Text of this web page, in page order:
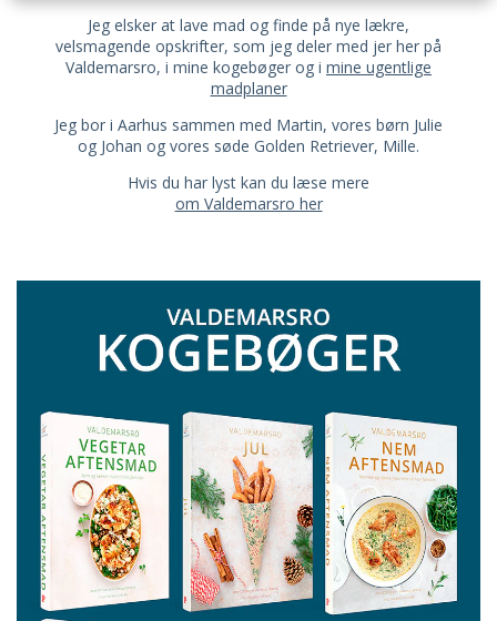
Jeg elsker at lave mad og finde på nye lækre,
velsmagende opskrifter, som jeg deler med jer her på
Valdemarsro, i mine kogebøger og i mine ugentlige
madplaner
Jeg bor i Aarhus sammen med Martin, vores børn Julie
og Johan og vores søde Golden Retriever, Mille.
Hvis du har lyst kan du læse mere
om Valdemarsro her